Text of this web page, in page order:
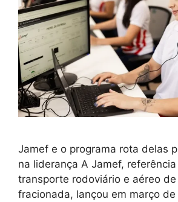
Jamef e o programa rota delas
na liderança A Jamef,
transporte rodoviário e aéreo de
fracionada, lançou em março